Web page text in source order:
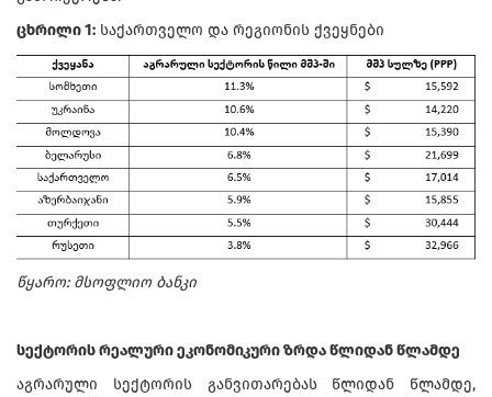
ცხრილი 1: საქართველო და რეგიონის ქვეყნები
წყარო: მსოფლიო ბანკი
სექტორის რეალური ეკონომიკური ზრდა წლიდან წლამდე
აგრარული სექტორის განვითარებას წლიდან წლამდე,